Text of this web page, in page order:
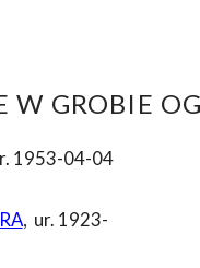
W GROBIE
1953-04-04
, ur. 1923-